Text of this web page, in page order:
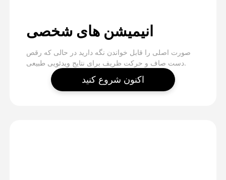
انیمیشن های شخصی
صورت اصلی را قابل خواندن نگه دارید در حالی که رقص
دست صاف و حرکت ظریف برای نتایج ویدئویی طبیعی.
اکنون شروع کنید